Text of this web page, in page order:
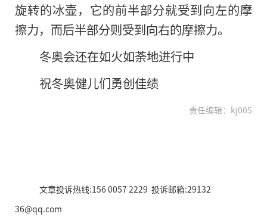
旋转的冰壶，它的前半部分就受到向左的摩
擦力，而后半部分则受到向右的摩擦力。
冬奥会还在如火如荼地进行中
祝冬奥健儿们勇创佳绩
责任编辑：kj005
文章投诉热线:156 0057 2229 投诉邮箱:29132
36@qq.com